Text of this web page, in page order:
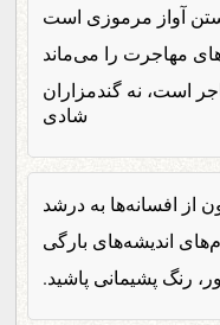
آواز مرموزی است
مهاجرت را می‌ماند
است، نه گندمزاران
شادی
از افسانه‌ها به درشد
اندیشه‌های بارگی
رنگ پشیمانی پاشید.